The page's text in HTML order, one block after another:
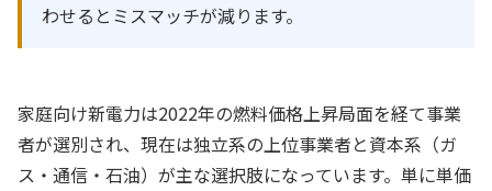
わせるとミスマッチが減ります。
家庭向け新電力は2022年の燃料価格上昇局面を経て事業
者が選別され、現在は独立系の上位事業者と資本系（ガ
ス・通信・石油）が主な選択肢になっています。単に単価